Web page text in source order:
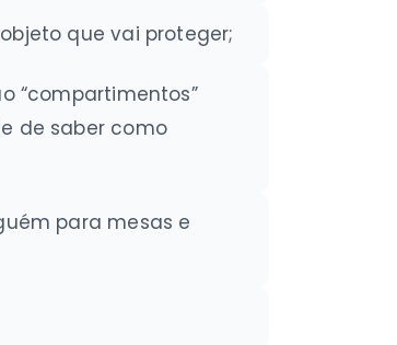
que vai proteger;
“compartimentos”
de saber como
para mesas e